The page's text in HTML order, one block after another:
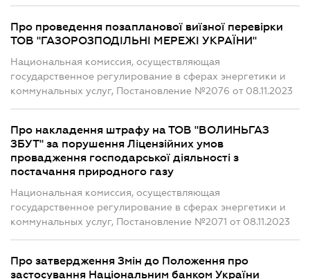
Про проведення позапланової виїзної перевірки
ТОВ "ГАЗОРОЗПОДІЛЬНІ МЕРЕЖІ УКРАЇНИ"
Национальная комиссия, осуществляющая
государственное регулирование в сферах энергетики и
коммунальных услуг, Постановление №2076 от 08.11.2023
Про накладення штрафу на ТОВ "ВОЛИНЬГАЗ
ЗБУТ" за порушення Ліцензійних умов
провадження господарської діяльності з
постачання природного газу
Национальная комиссия, осуществляющая
государственное регулирование в сферах энергетики и
коммунальных услуг, Постановление №2071 от 08.11.2023
Про затвердження Змін до Положення про
застосування Національним банком України